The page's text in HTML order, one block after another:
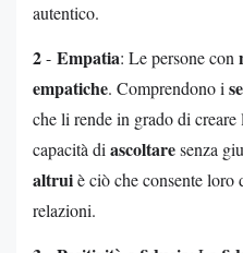
autentico.
2- Empatia: Le persone con
empatiche. Comprendono i
che li rende in grado di
capacità diascoltaresenza
altruiè ciò che consente loro
relazioni.